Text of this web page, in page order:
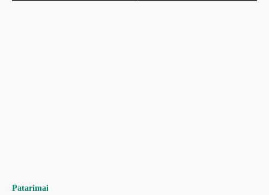
Patarimai